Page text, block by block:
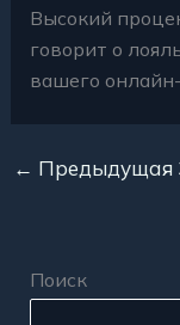
Высокий
говорит о
вашего
← Предыдущая
Поиск